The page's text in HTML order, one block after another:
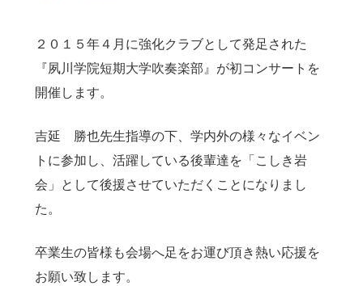
２０１５年４月に強化クラブとして発足された
『夙川学院短期大学吹奏楽部』が初コンサートを
開催します。
吉延 勝也先生指導の下、学内外の様々なイベン
トに参加し、活躍している後輩達を「こしき岩
会」として後援させていただくことになりまし
た。
卒業生の皆様も会場へ足をお運び頂き熱い応援を
お願い致します。